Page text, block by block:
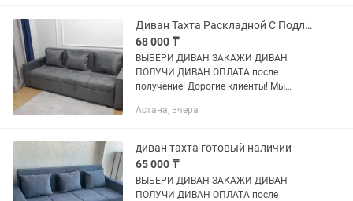
пенополиуретан Уровень...
Диван Тахта Раскладной С Подлокотниками В Наличии Готовый
68 000 ₸
ВЫБЕРИ ДИВАН ЗАКАЖИ ДИВАН
ПОЛУЧИ ДИВАН ОПЛАТА после
получение! Дорогие клиенты! Мы
производству диванов! В день
зависимо от...
Астана, вчера
диван тахта готовый наличии
65 000 ₸
ВЫБЕРИ ДИВАН ЗАКАЖИ ДИВАН
ПОЛУЧИ ДИВАН ОПЛАТА после